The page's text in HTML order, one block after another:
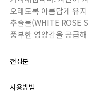
오래도록 아름답게 유
추출물(WHITE ROSE
풍부한 영양감을 공급
전성분
사용방법